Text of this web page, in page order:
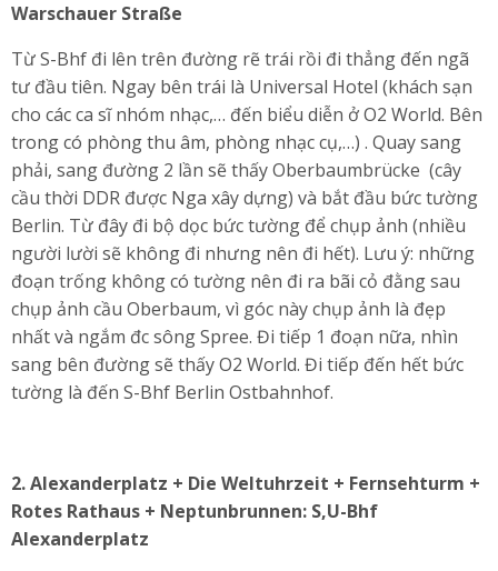
Warschauer Straße
Từ S-Bhf đi lên trên đường rẽ trái rồi đi thẳng đến ngã
tư đầu tiên. Ngay bên trái là Universal Hotel (khách sạn
cho các ca sĩ nhóm nhạc,… đến biểu diễn ở O2 World. Bên
trong có phòng thu âm, phòng nhạc cụ,…) . Quay sang
phải, sang đường 2 lần sẽ thấy Oberbaumbrücke (cây
cầu thời DDR được Nga xây dựng) và bắt đầu bức tường
Berlin. Từ đây đi bộ dọc bức tường để chụp ảnh (nhiều
người lười sẽ không đi nhưng nên đi hết). Lưu ý: những
đoạn trống không có tường nên đi ra bãi cỏ đằng sau
chụp ảnh cầu Oberbaum, vì góc này chụp ảnh là đẹp
nhất và ngắm đc sông Spree. Đi tiếp 1 đoạn nữa, nhìn
sang bên đường sẽ thấy O2 World. Đi tiếp đến hết bức
tường là đến S-Bhf Berlin Ostbahnhof.
2.Alexanderplatz + Die Weltuhrzeit + Fernsehturm +
Rotes Rathaus + Neptunbrunnen: S,U-Bhf
Alexanderplatz